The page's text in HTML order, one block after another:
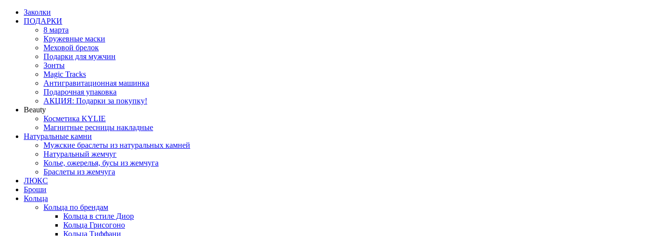
Заколки
ПОДАРКИ
8 марта
Кружевные маски
Меховой брелок
Подарки для мужчин
Зонты
Magic Tracks
Антигравитационная машинка
Подарочная упаковка
АКЦИЯ: Подарки за покупку!
Beauty
Косметика KYLIE
Магнитные ресницы накладные
Натуральные камни
Мужские браслеты из натуральных камней
Натуральный жемчуг
Колье, ожерелья, бусы из жемчуга
Браслеты из жемчуга
ЛЮКС
Броши
Кольца
Кольца по брендам
Кольца в стиле Диор
Кольца Грисогоно
Кольца Тиффани